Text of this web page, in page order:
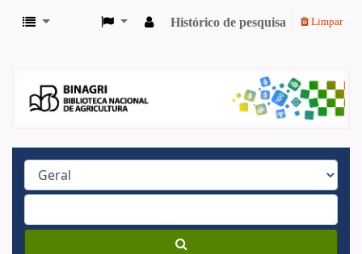
Histórico de pesquisa Limpar